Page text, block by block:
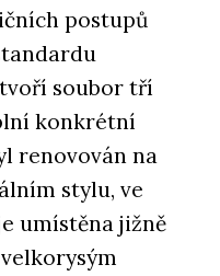
postupů
soubor tří
konkrétní
renovován na
stylu, ve
umístěna jižně